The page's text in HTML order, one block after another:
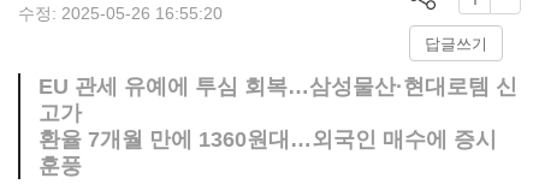
수정: 2025-05-26 16:55:20
답글쓰기
EU 관세 유예에 투심 회복…삼성물산·현대로템 신
고가
환율 7개월 만에 1360원대…외국인 매수에 증시
훈풍